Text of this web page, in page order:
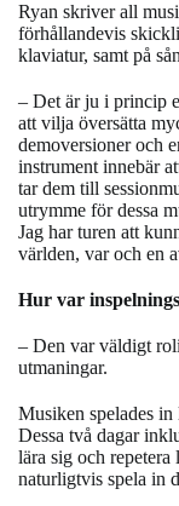
Ryan skriver all
förhållandevis
klaviatur, samt på
– Det är ju i princip
att vilja översätta
demoversioner och
instrument innebär
tar dem till
utrymme för dessa
Jag har turen att
världen, var och en
Hur var
– Den var väldigt
utmaningar.
Musiken spelades in
Dessa två dagar
lära sig och repetera
naturligtvis spela in